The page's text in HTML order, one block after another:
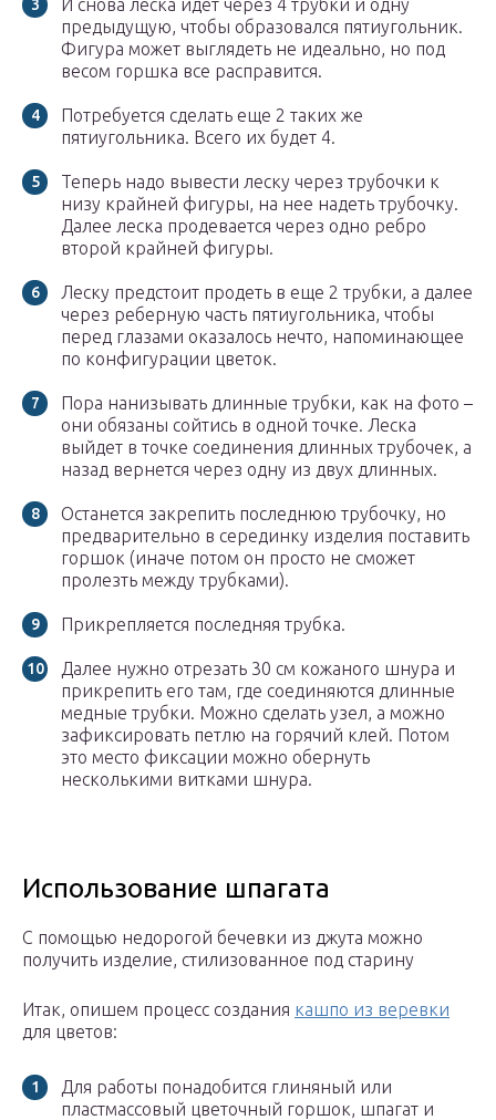
И снова леска идет через 4 трубки и одну
предыдущую, чтобы образовался пятиугольник.
Фигура может выглядеть не идеально, но под
весом горшка все расправится.
Потребуется сделать еще 2 таких же
пятиугольника. Всего их будет 4.
Теперь надо вывести леску через трубочки к
низу крайней фигуры, на нее надеть трубочку.
Далее леска продевается через одно ребро
второй крайней фигуры.
Леску предстоит продеть в еще 2 трубки, а далее
через реберную часть пятиугольника, чтобы
перед глазами оказалось нечто, напоминающее
по конфигурации цветок.
Пора нанизывать длинные трубки, как на фото –
они обязаны сойтись в одной точке. Леска
выйдет в точке соединения длинных трубочек, а
назад вернется через одну из двух длинных.
Останется закрепить последнюю трубочку, но
предварительно в серединку изделия поставить
горшок (иначе потом он просто не сможет
пролезть между трубками).
Прикрепляется последняя трубка.
Далее нужно отрезать 30 см кожаного шнура и
прикрепить его там, где соединяются длинные
медные трубки. Можно сделать узел, а можно
зафиксировать петлю на горячий клей. Потом
это место фиксации можно обернуть
несколькими витками шнура.
Использование шпагата
С помощью недорогой бечевки из джута можно
получить изделие, стилизованное под старину
Итак, опишем процесс создания кашпо из веревки
для цветов:
Для работы понадобится глиняный или
пластмассовый цветочный горшок, шпагат и